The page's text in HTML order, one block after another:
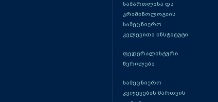
სამართლისა და
კრიმინოლოგიის
სამეცნიერო -
კვლევითი ინსტიტუტი
ფედერალისტური
წერილები
სამეცნიერო
კვლევების მართვის